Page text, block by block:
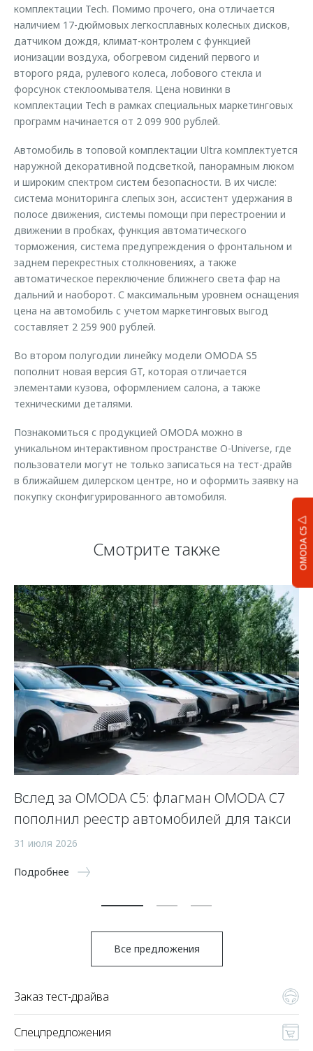
OMODA C5
комплектации Tech. Помимо прочего, она отличается
наличием 17-дюймовых легкосплавных колесных дисков,
датчиком дождя, климат-контролем с функцией
ионизации воздуха, обогревом сидений первого и
второго ряда, рулевого колеса, лобового стекла и
форсунок стеклоомывателя. Цена новинки в
комплектации Tech в рамках специальных маркетинговых
программ начинается от 2 099 900 рублей.
Автомобиль в топовой комплектации Ultra комплектуется
наружной декоративной подсветкой, панорамным люком
и широким спектром систем безопасности. В их числе:
система мониторинга слепых зон, ассистент удержания в
полосе движения, системы помощи при перестроении и
движении в пробках, функция автоматического
торможения, система предупреждения о фронтальном и
заднем перекрестных столкновениях, а также
автоматическое переключение ближнего света фар на
дальний и наоборот. С максимальным уровнем оснащения
цена на автомобиль с учетом маркетинговых выгод
составляет 2 259 900 рублей.
Во втором полугодии линейку модели OMODA S5
пополнит новая версия GT, которая отличается
элементами кузова, оформлением салона, а также
техническими деталями.
Познакомиться с продукцией OMODA можно в
уникальном интерактивном пространстве O-Universe, где
пользователи могут не только записаться на тест-драйв
в ближайшем дилерском центре, но и оформить заявку на
покупку сконфигурированного автомобиля.
Смотрите также
Вслед за OMODA C5: флагман OMODA C7
пополнил реестр автомобилей для такси
31 июля 2026
Подробнее
Все предложения
Заказ тест-драйва
Спецпредложения